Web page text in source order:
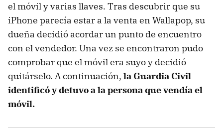
el móvil y varias llaves. Tras descubrir que su
iPhone parecía estar a la venta en Wallapop, su
dueña decidió acordar un punto de encuentro
con el vendedor. Una vez se encontraron pudo
comprobar que el móvil era suyo y decidió
quitárselo. A continuación, la Guardia Civil
identificó y detuvo a la persona que vendía el
móvil.